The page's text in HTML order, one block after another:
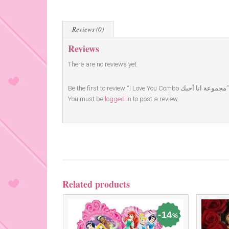
Reviews (0)
Reviews
There are no reviews yet.
Be the first to review “I Love You Combo مجموعة انا أحبك”
You must be logged in to post a review.
Related products
14%